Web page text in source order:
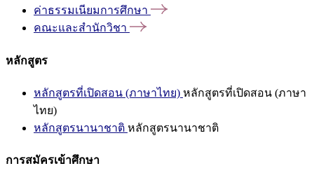
ค่าธรรมเนียมการศึกษา
คณะและสำนักวิชา
หลักสูตร
หลักสูตรที่เปิดสอน (ภาษาไทย) หลักสูตรที่เปิดสอน (ภาษา
ไทย)
หลักสูตรนานาชาติ หลักสูตรนานาชาติ
การสมัครเข้าศึกษา